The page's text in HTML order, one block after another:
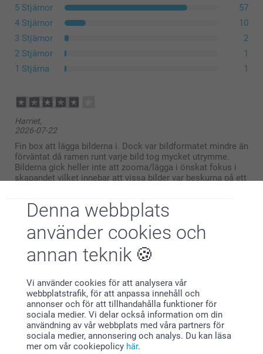
Denna webbplats
använder cookies och
annan teknik
Vi använder cookies för att analysera vår
webbplatstrafik, för att anpassa innehåll och
annonser och för att tillhandahålla funktioner för
sociala medier. Vi delar också information om din
användning av vår webbplats med våra partners för
sociala medier, annonsering och analys. Du kan läsa
mer om vår cookiepolicy här.
5 Stjärnor
57
4 Stjärnor
10
3 Stjärnor
2
2 Stjärnor
1
1 Stjärna
1
Harriet,
2026-07-22
Fin box att lägga bilderna i. Dock var bildformatet mindre än
förväntat då ramen runt varje bild tog mycket utrymme.
Bilderna gick heller inte att zooma/lägga i önskat fokus i
skapandet vilket innebar att vissa bilder var beskurna på ett
Visa reaktioner
2026-07-30
11:38
Hej Harriet,
Det ska gå att ändra fokus på bilderna, så du själv
väljer vilken del av bilden som kommer med på
fotot.
Kontakta oss gärna om du vill ha de felbeskurna
bilderna på nytt.
Varma hälsningar,
2026-04-22
Fina kort med plats för text. Smart förvaring i box. Trevligt
att ge bort.
Visa reaktioner